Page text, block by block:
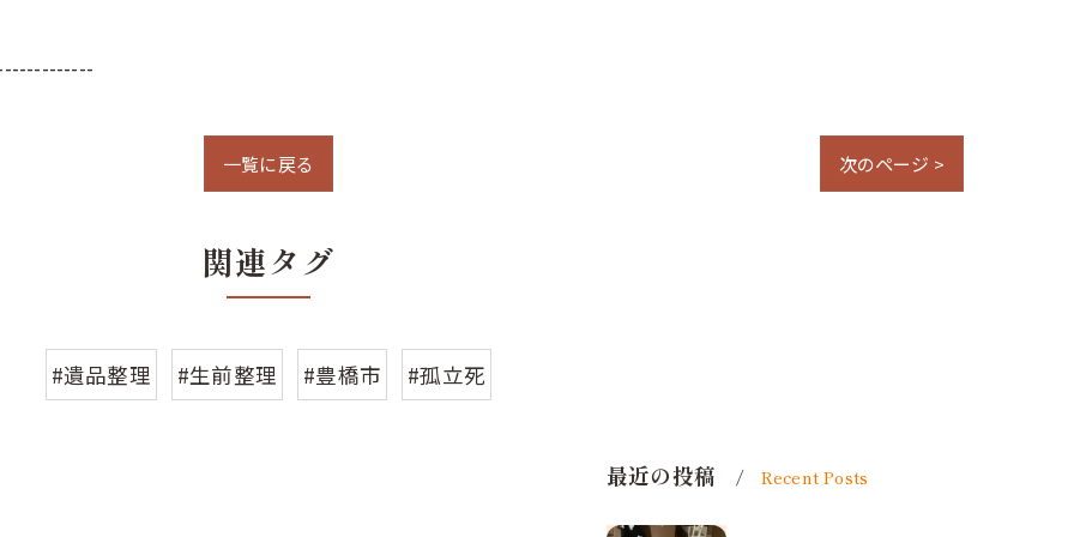
一覧に戻る 次のページ >
関連タグ
#遺品整理 #生前整理 #豊橋市 #孤立死
最近の投稿 Recent Posts